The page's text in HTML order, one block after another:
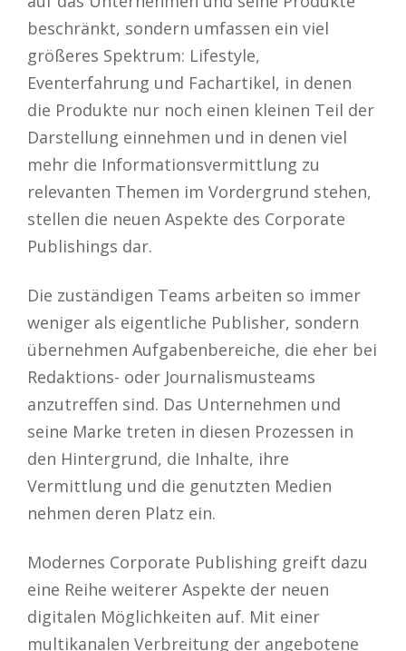
beschränkt, sondern umfassen ein viel
größeres Spektrum: Lifestyle,
Eventerfahrung und Fachartikel, in denen
die Produkte nur noch einen kleinen Teil der
Darstellung einnehmen und in denen viel
mehr die Informationsvermittlung zu
relevanten Themen im Vordergrund stehen,
stellen die neuen Aspekte des Corporate
Publishings dar.
Die zuständigen Teams arbeiten so immer
weniger als eigentliche Publisher, sondern
übernehmen Aufgabenbereiche, die eher bei
Redaktions- oder Journalismusteams
anzutreffen sind. Das Unternehmen und
seine Marke treten in diesen Prozessen in
den Hintergrund, die Inhalte, ihre
Vermittlung und die genutzten Medien
nehmen deren Platz ein.
Modernes Corporate Publishing greift dazu
eine Reihe weiterer Aspekte der neuen
digitalen Möglichkeiten auf. Mit einer
multikanalen Verbreitung der angebotene